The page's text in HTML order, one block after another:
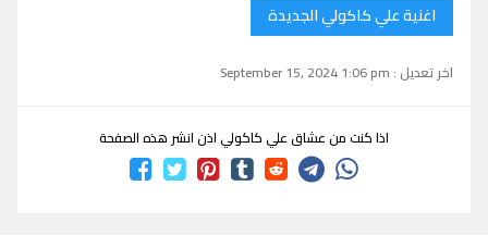
اغنية علي كاكولي الجديدة
اخر تعديل : September 15, 2024 1:06 pm
اذا كنت من عشاق علي كاكولي اذن انشر هذه الصفحة